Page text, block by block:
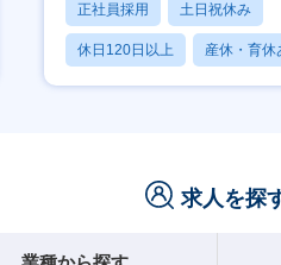
正社員採用 土日祝休み
休日120日以上 産休・育休
転勤なし
求人を探